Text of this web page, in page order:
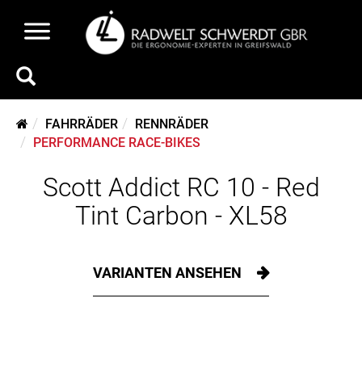
FAHRRÄDER
RENNRÄDER
PERFORMANCE RACE-BIKES
Scott Addict RC 10 - Red
Tint Carbon - XL58
VARIANTEN ANSEHEN